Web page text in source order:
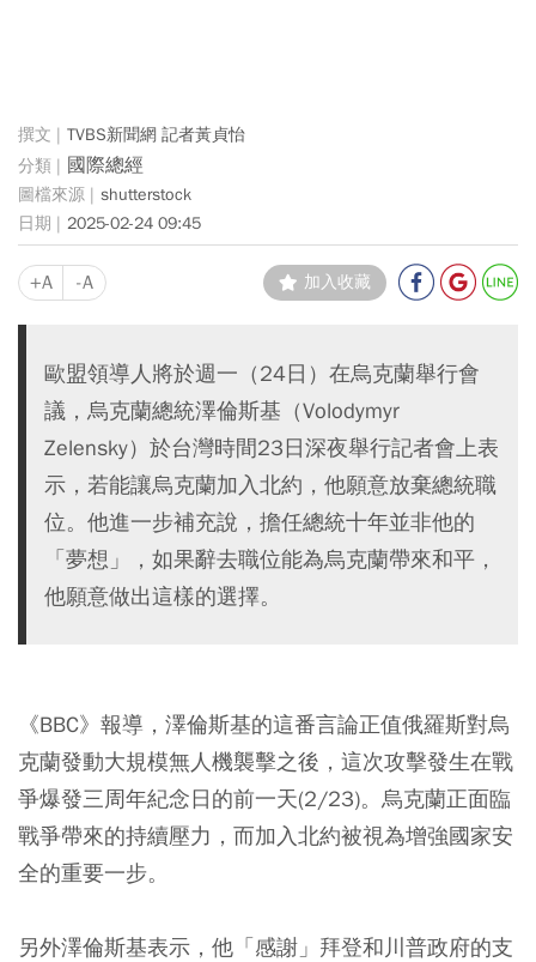
TVBS新聞網 記者黃貞怡
國際總經
shutterstock
2025-02-24 09:45
+A -A 加入收藏
歐盟領導人將於週一（24日）在烏克蘭舉行會
議，烏克蘭總統澤倫斯基（Volodymyr
Zelensky）於台灣時間23日深夜舉行記者會上表
示，若能讓烏克蘭加入北約，他願意放棄總統職
位。他進一步補充說，擔任總統十年並非他的
「夢想」，如果辭去職位能為烏克蘭帶來和平，
他願意做出這樣的選擇。
《BBC》報導，澤倫斯基的這番言論正值俄羅斯對烏
克蘭發動大規模無人機襲擊之後，這次攻擊發生在戰
爭爆發三周年紀念日的前一天(2/23)。烏克蘭正面臨
戰爭帶來的持續壓力，而加入北約被視為增強國家安
全的重要一步。
另外澤倫斯基表示，他「感謝」拜登和川普政府的支